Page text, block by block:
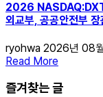
2026
외교부, 공공안전부
ryohwa 2026년 08
Read More
즐겨찾는 글